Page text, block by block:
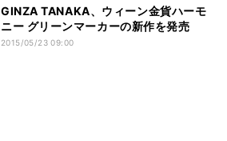
GINZA TANAKA、ウィーン金貨ハーモ
ニー グリーンマーカーの新作を発売
2015/05/23 09:00